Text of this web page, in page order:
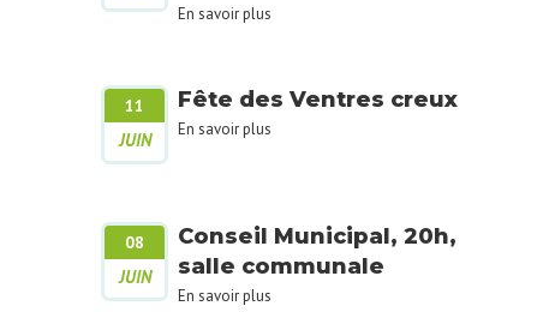
En savoir plus
11
JUIN
Fête des Ventres creux
En savoir plus
08
JUIN
Conseil Municipal, 20h,
salle communale
En savoir plus